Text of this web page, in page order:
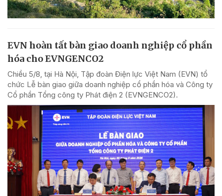
EVN hoàn tất bàn giao doanh nghiệp cổ phần
hóa cho EVNGENCO2
Chiều 5/8, tại Hà Nội, Tập đoàn Điện lực Việt Nam (EVN) tổ
chức Lễ bàn giao giữa doanh nghiệp cổ phần hóa và Công ty
Cổ phần Tổng công ty Phát điện 2 (EVNGENCO2).